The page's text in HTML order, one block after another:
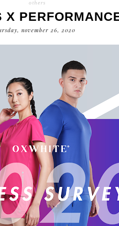
others
X
november 26, 2020